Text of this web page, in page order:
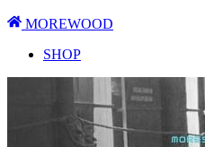
MOREWOOD
SHOP